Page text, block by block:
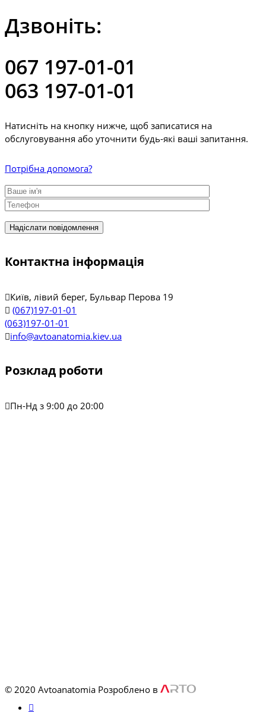
Дзвоніть:
067 197-01-01
063 197-01-01
Натисніть на кнопку нижче, щоб записатися на
обслуговування або уточнити будь-які ваші запитання.
Потрібна допомога?
Контактна інформація
Київ, лівий берег, Бульвар Перова 19
(067)197-01-01
(063)197-01-01
info@avtoanatomia.kiev.ua
Розклад роботи
Пн-Нд з 9:00 до 20:00
© 2020 Avtoanatomia Розроблено в